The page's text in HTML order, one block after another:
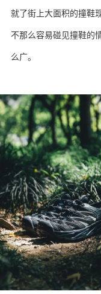
就了街上大面积的撞鞋
不那么容易碰见撞鞋的
么广。